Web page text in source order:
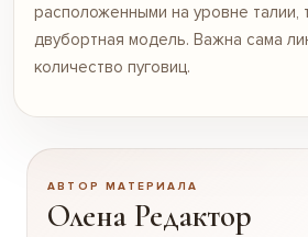
расположенными на уровне талии,
двубортная модель. Важна сама
количество пуговиц.
АВТОР МАТЕРИАЛА
Олена Редактор